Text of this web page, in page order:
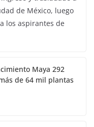
de México, luego
los aspirantes de
Maya 292
de 64 mil plantas